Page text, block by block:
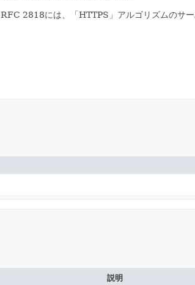
RFC 2818には、「HTTPS」アルゴリズムのサー
説明